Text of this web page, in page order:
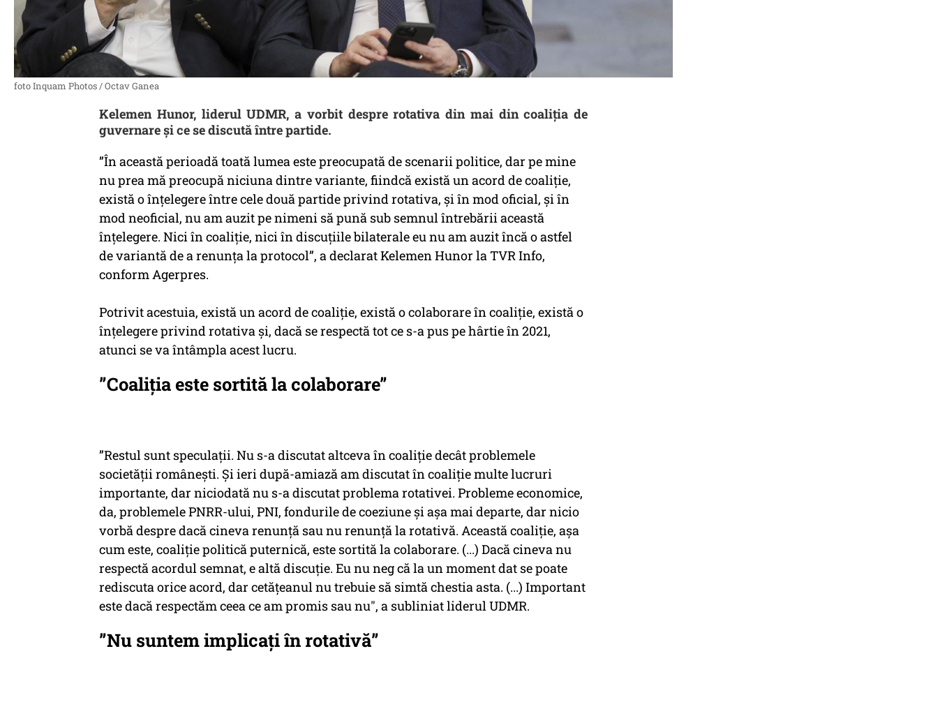
foto Inquam Photos / Octav Ganea
Kelemen Hunor, liderul UDMR, a vorbit despre rotativa din mai din coaliția de
guvernare și ce se discută între partide.
”În această perioadă toată lumea este preocupată de scenarii politice, dar pe mine
nu prea mă preocupă niciuna dintre variante, fiindcă există un acord de coaliţie,
există o înţelegere între cele două partide privind rotativa, şi în mod oficial, şi în
mod neoficial, nu am auzit pe nimeni să pună sub semnul întrebării această
înţelegere. Nici în coaliţie, nici în discuţiile bilaterale eu nu am auzit încă o astfel
de variantă de a renunţa la protocol”, a declarat Kelemen Hunor la TVR Info,
conform Agerpres.
Potrivit acestuia, există un acord de coaliţie, există o colaborare în coaliţie, există o
înţelegere privind rotativa şi, dacă se respectă tot ce s-a pus pe hârtie în 2021,
atunci se va întâmpla acest lucru.
”Coaliția este sortită la colaborare”
”Restul sunt speculaţii. Nu s-a discutat altceva în coaliţie decât problemele
societăţii româneşti. Şi ieri după-amiază am discutat în coaliţie multe lucruri
importante, dar niciodată nu s-a discutat problema rotativei. Probleme economice,
da, problemele PNRR-ului, PNI, fondurile de coeziune şi aşa mai departe, dar nicio
vorbă despre dacă cineva renunţă sau nu renunţă la rotativă. Această coaliţie, aşa
cum este, coaliţie politică puternică, este sortită la colaborare. (...) Dacă cineva nu
respectă acordul semnat, e altă discuţie. Eu nu neg că la un moment dat se poate
rediscuta orice acord, dar cetăţeanul nu trebuie să simtă chestia asta. (...) Important
este dacă respectăm ceea ce am promis sau nu", a subliniat liderul UDMR.
”Nu suntem implicaţi în rotativă”